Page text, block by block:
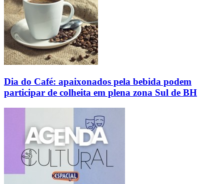
Dia do Café: apaixonados pela bebida podem
participar de colheita em plena zona Sul de BH